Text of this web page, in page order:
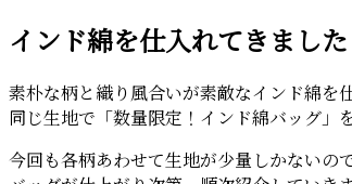
日:
インド綿を仕入れてきました
素朴な柄と織り風合いが素敵なインド綿を
同じ生地で「数量限定！インド綿バッグ」
今回も各柄あわせて生地が少量しかないの